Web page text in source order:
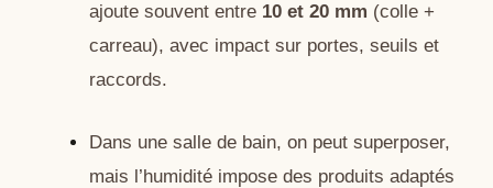
ajoute souvent entre 10 et 20 mm (colle +
carreau), avec impact sur portes, seuils et
raccords.
Dans une salle de bain, on peut superposer,
mais l’humidité impose des produits adaptés